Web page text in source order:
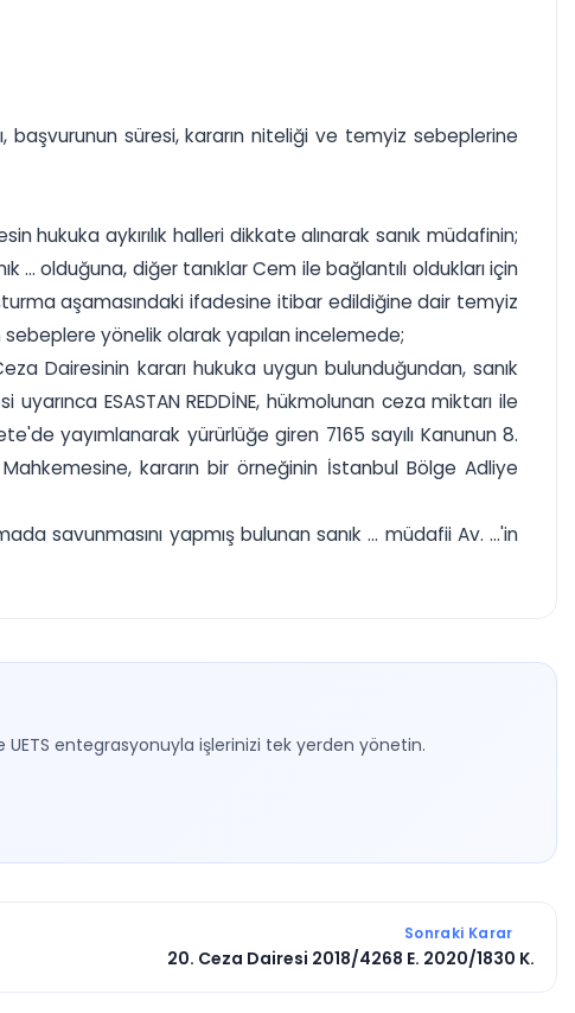
süresi, kararın niteliği ve temyiz sebeplerine
hukuka aykırılık halleri dikkate alınarak sanık müdafinin;
olduğuna, diğer tanıklar Cem ile bağlantılı oldukları için
aşamasındaki ifadesine itibar edildiğine dair temyiz
yönelik olarak yapılan incelemede;
Dairesinin kararı hukuka uygun bulunduğundan, sanık
ESASTAN REDDİNE, hükmolunan ceza miktarı ile
yayımlanarak yürürlüğe giren 7165 sayılı Kanunun 8.
kararın bir örneğinin İstanbul Bölge Adliye
savunmasını yapmış bulunan sanık ... müdafii Av. ...'in
UETS entegrasyonuyla işlerinizi tek yerden yönetin.
Sonraki Karar
20. Ceza Dairesi 2018/4268 E. 2020/1830 K.